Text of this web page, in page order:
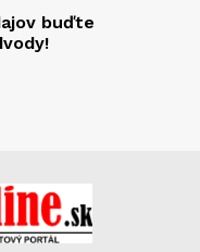
buďte